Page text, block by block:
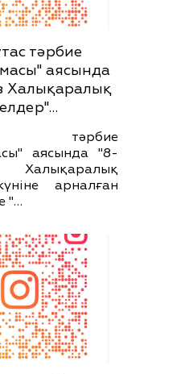
тәрбие
аясында
Халықаралық
тәрбие
аясында "8-
арналған
"…